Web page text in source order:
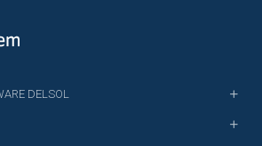
DELSOL